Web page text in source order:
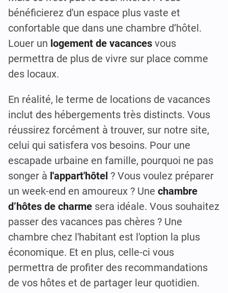
bénéficierez d'un espace plus vaste et
confortable que dans une chambre d’hôtel.
Louer un logement de vacances vous
permettra de plus de vivre sur place comme
des locaux.
En réalité, le terme de locations de vacances
inclut des hébergements très distincts. Vous
réussirez forcément à trouver, sur notre site,
celui qui satisfera vos besoins. Pour une
escapade urbaine en famille, pourquoi ne pas
songer à l'appart'hôtel ? Vous voulez préparer
un week-end en amoureux ? Une chambre
d’hôtes de charme sera idéale. Vous souhaitez
passer des vacances pas chères ? Une
chambre chez l'habitant est l'option la plus
économique. Et en plus, celle-ci vous
permettra de profiter des recommandations
de vos hôtes et de partager leur quotidien.